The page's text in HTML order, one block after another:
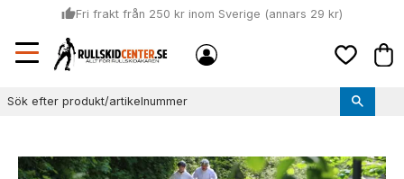
Meny
thumb_upFri frakt från 250 kr inom Sverige (annars 29 kr)
local_shipping
Sommar: Beställ innan kl 11:00 (mån-ons) och vi skickar lagervaror
samma dag